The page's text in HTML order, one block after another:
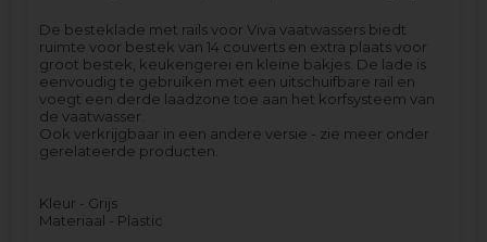
De besteklade met rails voor Viva vaatwassers biedt
ruimte voor bestek van 14 couverts en extra plaats voor
groot bestek, keukengerei en kleine bakjes. De lade is
eenvoudig te gebruiken met een uitschuifbare rail en
voegt een derde laadzone toe aan het korfsysteem van
de vaatwasser.
Ook verkrijgbaar in een andere versie - zie meer onder
gerelateerde producten.
Kleur - Grijs
Materiaal - Plastic